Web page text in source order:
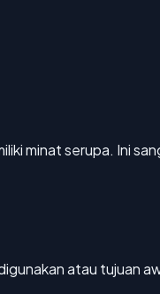
minat serupa. Ini
atau tujuan